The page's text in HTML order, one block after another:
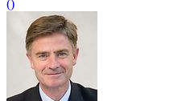
()